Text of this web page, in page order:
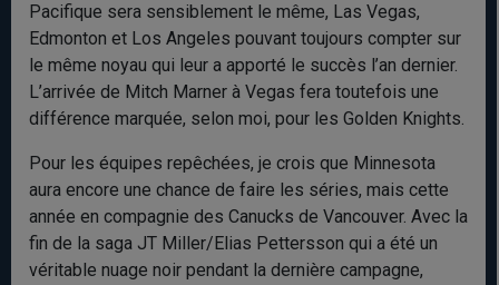
Pacifique sera sensiblement le même, Las Vegas,
Edmonton et Los Angeles pouvant toujours compter sur
le même noyau qui leur a apporté le succès l’an dernier.
L’arrivée de Mitch Marner à Vegas fera toutefois une
différence marquée, selon moi, pour les Golden Knights.
Pour les équipes repêchées, je crois que Minnesota
aura encore une chance de faire les séries, mais cette
année en compagnie des Canucks de Vancouver. Avec la
fin de la saga JT Miller/Elias Pettersson qui a été un
véritable nuage noir pendant la dernière campagne,